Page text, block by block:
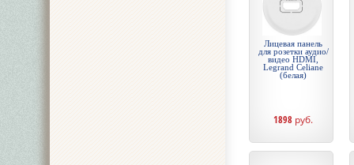
Лицевая панель
для розетки аудио/
видео HDMI,
Legrand Celiane
(белая)
1898 руб.